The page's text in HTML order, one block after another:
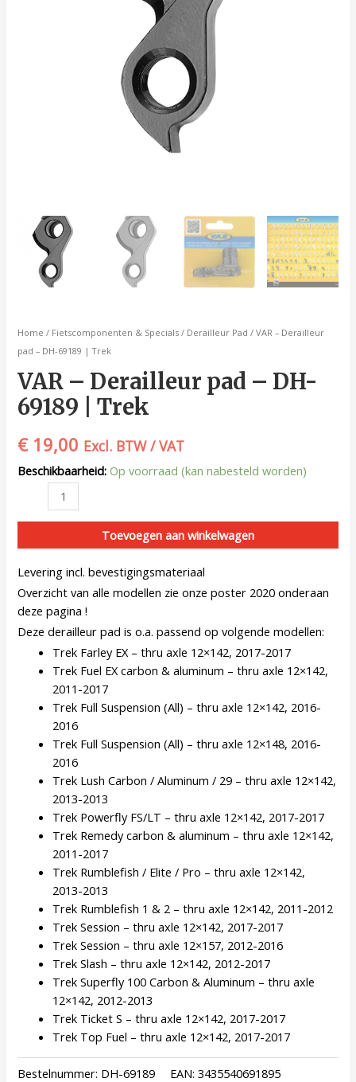
Home / Fietscomponenten & Specials / Derailleur Pad / VAR – Derailleur
pad – DH-69189 | Trek
VAR – Derailleur pad – DH-
69189 | Trek
€19,00 Excl. BTW / VAT
Beschikbaarheid: Op voorraad (kan nabesteld worden)
Toevoegen aan winkelwagen
Levering incl. bevestigingsmateriaal
Overzicht van alle modellen zie onze poster 2020 onderaan
deze pagina !
Deze derailleur pad is o.a. passend op volgende modellen:
Trek Farley EX – thru axle 12×142, 2017-2017
Trek Fuel EX carbon & aluminum – thru axle 12×142,
2011-2017
Trek Full Suspension (All) – thru axle 12×142, 2016-
2016
Trek Full Suspension (All) – thru axle 12×148, 2016-
2016
Trek Lush Carbon / Aluminum / 29 – thru axle 12×142,
2013-2013
Trek Powerfly FS/LT – thru axle 12×142, 2017-2017
Trek Remedy carbon & aluminum – thru axle 12×142,
2011-2017
Trek Rumblefish / Elite / Pro – thru axle 12×142,
2013-2013
Trek Rumblefish 1 & 2 – thru axle 12×142, 2011-2012
Trek Session – thru axle 12×142, 2017-2017
Trek Session – thru axle 12×157, 2012-2016
Trek Slash – thru axle 12×142, 2012-2017
Trek Superfly 100 Carbon & Aluminum – thru axle
12×142, 2012-2013
Trek Ticket S – thru axle 12×142, 2017-2017
Trek Top Fuel – thru axle 12×142, 2017-2017
Bestelnummer: DH-69189 EAN:3435540691895